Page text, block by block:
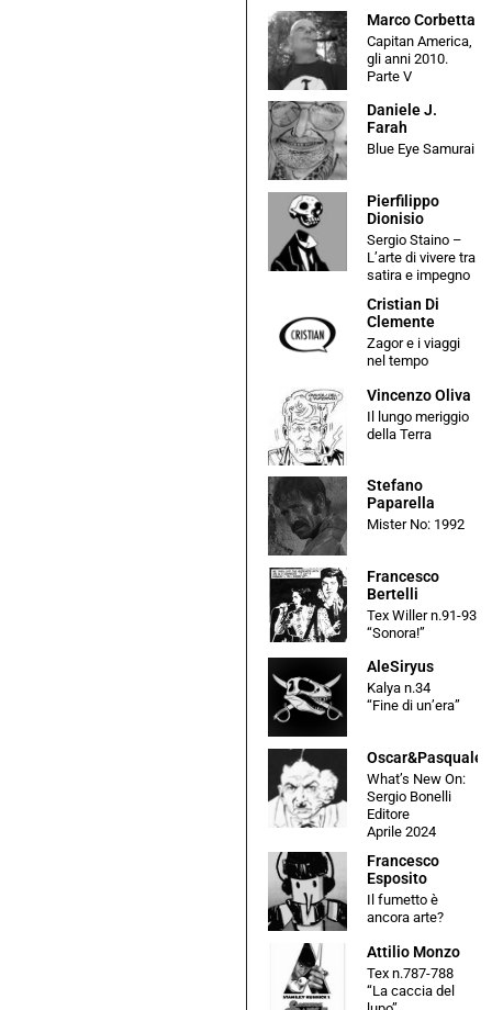
Marco Corbetta
Capitan America,
gli anni 2010.
Parte V
Daniele J.
Farah
Blue Eye Samurai
Pierfilippo
Dionisio
Sergio Staino –
L’arte di vivere tra
satira e impegno
Cristian Di
Clemente
Zagor e i viaggi
nel tempo
Vincenzo Oliva
Il lungo meriggio
della Terra
Stefano
Paparella
Mister No: 1992
Francesco
Bertelli
Tex Willer n.91-93
“Sonora!”
AleSiryus
Kalya n.34
“Fine di un’era”
Oscar&Pasquale
What’s New On:
Sergio Bonelli
Editore
Aprile 2024
Francesco
Esposito
Il fumetto è
ancora arte?
Attilio Monzo
Tex n.787-788
“La caccia del